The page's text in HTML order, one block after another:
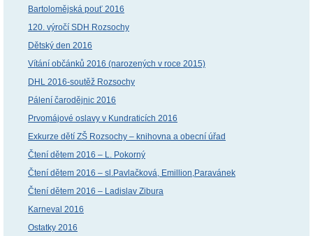
Bartolomějská pouť 2016
120. výročí SDH Rozsochy
Dětský den 2016
Vítání občánků 2016 (narozených v roce 2015)
DHL 2016-soutěž Rozsochy
Pálení čarodějnic 2016
Prvomájové oslavy v Kundraticích 2016
Exkurze dětí ZŠ Rozsochy – knihovna a obecní úřad
Čtení dětem 2016 – L. Pokorný
Čtení dětem 2016 – sl.Pavlačková, Emillion,Paravánek
Čtení dětem 2016 – Ladislav Zibura
Karneval 2016
Ostatky 2016